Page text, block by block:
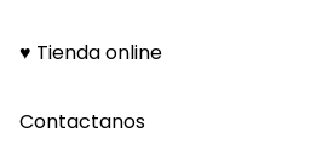
♥ Tienda online
Contactanos